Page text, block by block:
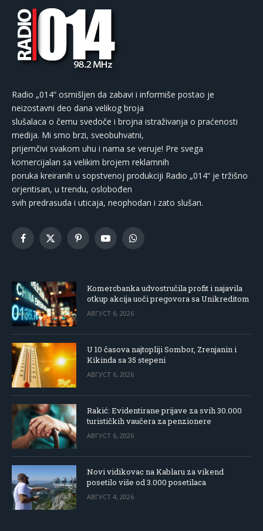
Radio „014“ osmišljen da zabavi i informiše postao je
neizostavni deo dana velikog broja
slušalaca o čemu svedoče i brojna istraživanja o praćenosti
medija. Mi smo brzi, sveobuhvatni,
prijemčivi svakom uhu i nama se veruje! Pre svega
komercijalan sa velikim brojem reklamnih
poruka kreiranih u sopstvenoj produkciji Radio „014“ je tržišno
orjentisan, u trendu, oslobođen
svih predrasuda i uticaja, neophodan i zato slušan.
Facebook
X
PinterestYouTubeWhatsApp
Komercbanka udvostručila profit i najavila
otkup akcija uoči pregovora sa Unikreditom
АВГУСТ 6, 2026
U 10 časova najtopliji Sombor, Zrenjanin i
Kikinda sa 35 stepeni
АВГУСТ 6, 2026
Rakić: Evidentirane prijave za svih 30.000
turističkih vaučera za penzionere
АВГУСТ 6, 2026
Novi vidikovac na Kablaru za vikend
posetilo više od 3.000 posetilaca
АВГУСТ 4, 2026